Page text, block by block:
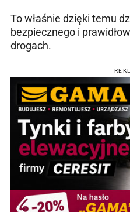
To właśnie dzięki temu
bezpiecznego i
drogach.